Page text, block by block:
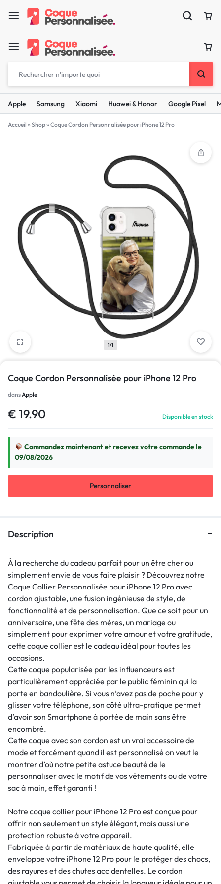
Apple Samsung Xiaomi Huawei & Honor Google Pixel
Accueil » Shop» Coque Cordon Personnalisée pour iPhone 12 Pro
1/1
Coque Cordon Personnalisée pour iPhone 12 Pro
dansApple
€ 19.90 Disponible en stock
Commandez maintenant et recevez votre commande le
09/08/2026
Personnaliser
Description
À la recherche du cadeau parfait pour un être cher ou
simplement envie de vous faire plaisir ? Découvrez notre
Coque Collier Personnalisée pour iPhone 12 Pro avec
cordon ajustable, une fusion ingénieuse de style, de
fonctionnalité et de personnalisation. Que ce soit pour un
anniversaire, une fête des mères, un mariage ou
simplement pour exprimer votre amour et votre gratitude,
cette coque collier est le cadeau idéal pour toutes les
occasions.
Cette coque popularisée par les influenceurs est
particulièrement appréciée par le public féminin qui la
porte en bandoulière. Si vous n’avez pas de poche pour y
glisser votre téléphone, son côté ultra-pratique permet
d’avoir son Smartphone à portée de main sans être
encombré.
Cette coque avec son cordon est un vrai accessoire de
mode et forcément quand il est personnalisé on veut le
montrer d’où notre petite astuce beauté de le
personnaliser avec le motif de vos vêtements ou de votre
sac à main, effet garanti !
Notre coque collier pour iPhone 12 Pro est conçue pour
offrir non seulement un style élégant, mais aussi une
protection robuste à votre appareil.
Fabriquée à partir de matériaux de haute qualité, elle
enveloppe votre iPhone 12 Pro pour le protéger des chocs,
des rayures et des chutes accidentelles. Le cordon